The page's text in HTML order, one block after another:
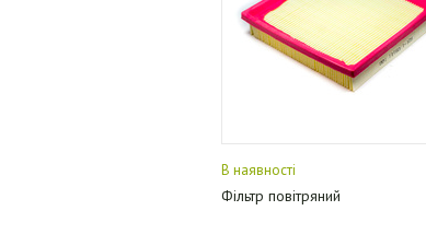
В наявності
Фільтр повітряний